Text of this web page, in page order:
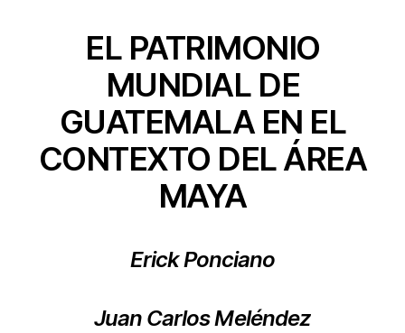
EL PATRIMONIO
MUNDIAL DE
GUATEMALA EN EL
CONTEXTO DEL ÁREA
MAYA
Erick Ponciano
Juan Carlos Meléndez